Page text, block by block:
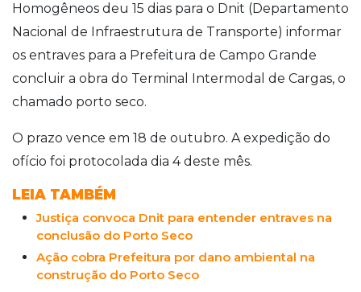
Homogêneos deu 15 dias para o Dnit (Departamento
Nacional de Infraestrutura de Transporte) informar
os entraves para a Prefeitura de Campo Grande
concluir a obra do Terminal Intermodal de Cargas, o
chamado porto seco.
O prazo vence em 18 de outubro. A expedição do
ofício foi protocolada dia 4 deste mês.
LEIA TAMBÉM
Justiça convoca Dnit para entender entraves na
conclusão do Porto Seco
Ação cobra Prefeitura por dano ambiental na
construção do Porto Seco